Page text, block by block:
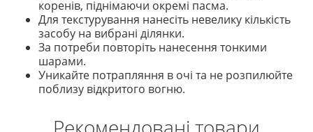
коренів, піднімаючи окремі пасма.
Для текстурування нанесіть невелику кількість
засобу на вибрані ділянки.
За потреби повторіть нанесення тонкими
шарами.
Уникайте потрапляння в очі та не розпилюйте
поблизу відкритого вогню.